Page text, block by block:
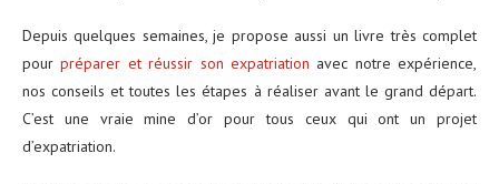
Depuis quelques semaines, je propose aussi un livre très complet
pourpréparer et réussir son expatriation avec notre expérience,
nos conseils et toutes les étapes à réaliser avant le grand départ.
C’est une vraie mine d’or pour tous ceux qui ont un projet
d’expatriation.